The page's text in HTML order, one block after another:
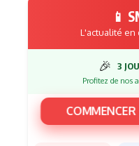
📱
L'actualité
🎉 3
Profitez de nos